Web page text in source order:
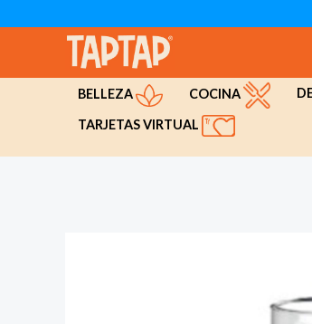
BELLEZA COCINA
TARJETAS VIRTUAL